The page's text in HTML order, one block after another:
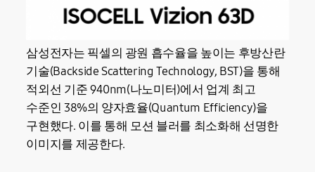
삼성전자는 픽셀의 광원 흡수율을 높이는 후방산란
기술(Backside Scattering Technology, BST)을 통해
적외선 기준 940nm(나노미터)에서 업계 최고
수준인 38%의 양자효율(Quantum Efficiency)을
구현했다. 이를 통해 모션 블러를 최소화해 선명한
이미지를 제공한다.